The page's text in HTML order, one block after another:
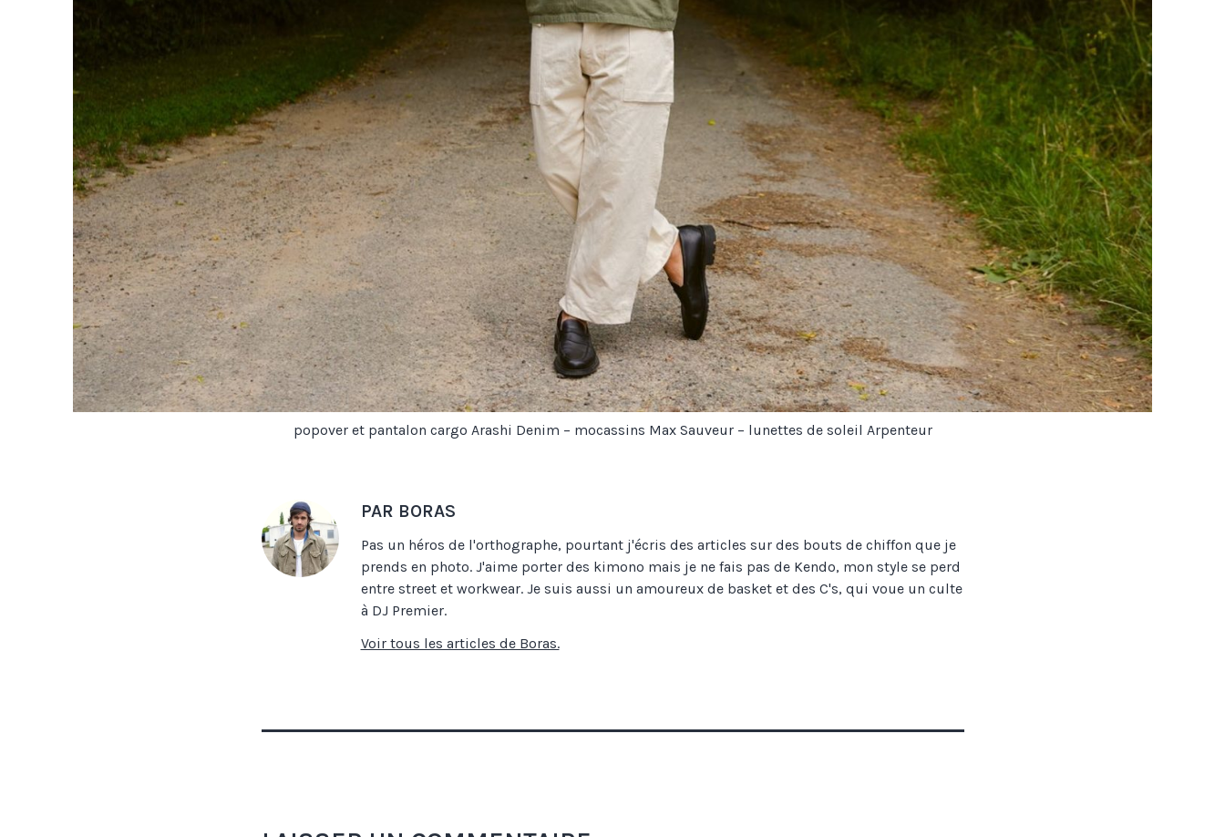
popover et pantalon cargo Arashi Denim – mocassins Max Sauveur – lunettes de soleil Arpenteur
PAR BORAS
Pas un héros de l'orthographe, pourtant j'écris des articles sur des bouts de chiffon que je
prends en photo. J'aime porter des kimono mais je ne fais pas de Kendo, mon style se perd
entre street et workwear. Je suis aussi un amoureux de basket et des C's, qui voue un culte
à DJ Premier.
Voir tous les articles de Boras.